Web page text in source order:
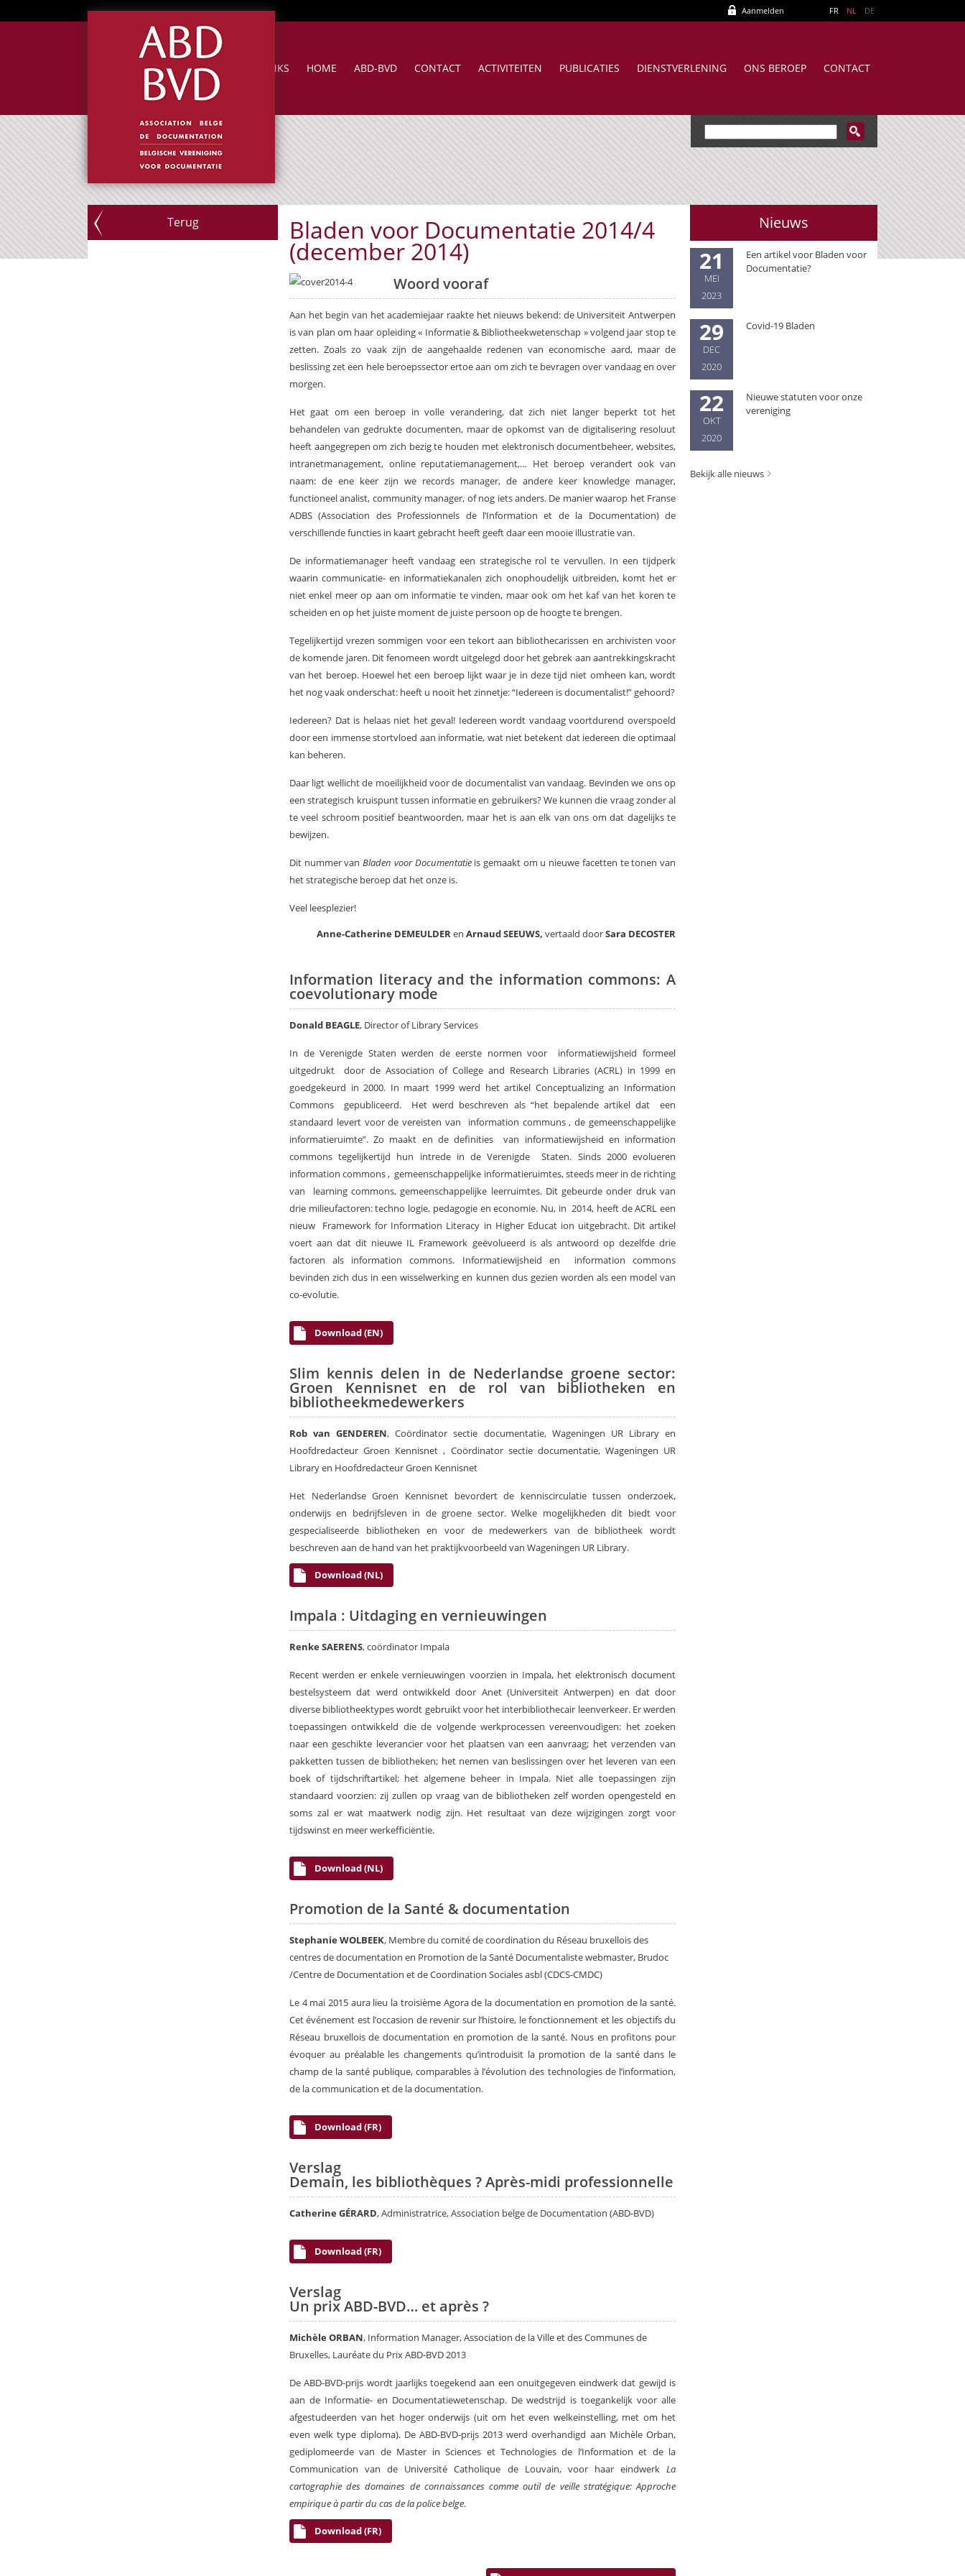
Aanmelden FR NL DE
NUTTIGE LINKS HOME ABD-BVD CONTACT ACTIVITEITEN PUBLICATIES DIENSTVERLENING ONS BEROEP CONTACT
Terug Bladen voor Documentatie 2014/4
(december 2014)
Woord vooraf
Aan het begin van het academiejaar raakte het nieuws bekend: de Universiteit Antwerpen
is van plan om haar opleiding « Informatie & Bibliotheekwetenschap » volgend jaar stop te
zetten. Zoals zo vaak zijn de aangehaalde redenen van economische aard, maar de
beslissing zet een hele beroepssector ertoe aan om zich te bevragen over vandaag en over
morgen.
Het gaat om een beroep in volle verandering, dat zich niet langer beperkt tot het
behandelen van gedrukte documenten, maar de opkomst van de digitalisering resoluut
heeft aangegrepen om zich bezig te houden met elektronisch documentbeheer, websites,
intranetmanagement, online reputatiemanagement,… Het beroep verandert ook van
naam: de ene keer zijn we records manager, de andere keer knowledge manager,
functioneel analist, community manager, of nog iets anders. De manier waarop het Franse
ADBS (Association des Professionnels de l’Information et de la Documentation) de
verschillende functies in kaart gebracht heeft geeft daar een mooie illustratie van.
De informatiemanager heeft vandaag een strategische rol te vervullen. In een tijdperk
waarin communicatie- en informatiekanalen zich onophoudelijk uitbreiden, komt het er
niet enkel meer op aan om informatie te vinden, maar ook om het kaf van het koren te
scheiden en op het juiste moment de juiste persoon op de hoogte te brengen.
Tegelijkertijd vrezen sommigen voor een tekort aan bibliothecarissen en archivisten voor
de komende jaren. Dit fenomeen wordt uitgelegd door het gebrek aan aantrekkingskracht
van het beroep. Hoewel het een beroep lijkt waar je in deze tijd niet omheen kan, wordt
het nog vaak onderschat: heeft u nooit het zinnetje: “Iedereen is documentalist!” gehoord?
Iedereen? Dat is helaas niet het geval! Iedereen wordt vandaag voortdurend overspoeld
door een immense stortvloed aan informatie, wat niet betekent dat iedereen die optimaal
kan beheren.
Daar ligt wellicht de moeilijkheid voor de documentalist van vandaag. Bevinden we ons op
een strategisch kruispunt tussen informatie en gebruikers? We kunnen die vraag zonder al
te veel schroom positief beantwoorden, maar het is aan elk van ons om dat dagelijks te
bewijzen.
Dit nummer vanBladen voor Documentatieis gemaakt om u nieuwe facetten te tonen van
het strategische beroep dat het onze is.
Veel leesplezier!
Anne-Catherine DEMEULDERen Arnaud SEEUWS, vertaald doorSara DECOSTER
Information literacy and the information commons: A
coevolutionary mode
Donald BEAGLE, Director of Library Services
In de Verenigde Staten werden de eerste normen voor informatiewijsheid formeel
uitgedrukt door de Association of College and Research Libraries (ACRL) in 1999 en
goedgekeurd in 2000. In maart 1999 werd het artikel Conceptualizing an Information
Commons gepubliceerd. Het werd beschreven als “het bepalende artikel dat een
standaard levert voor de vereisten van information communs , de gemeenschappelijke
informatieruimte”. Zo maakt en de definities van informatiewijsheid en information
commons tegelijkertijd hun intrede in de Verenigde Staten. Sinds 2000 evolueren
information commons , gemeenschappelijke informatieruimtes, steeds meer in de richting
van learning commons, gemeenschappelijke leerruimtes. Dit gebeurde onder druk van
drie milieufactoren: techno logie, pedagogie en economie. Nu, in 2014, heeft de ACRL een
nieuw Framework for Information Literacy in Higher Educat ion uitgebracht. Dit artikel
voert aan dat dit nieuwe IL Framework geëvolueerd is als antwoord op dezelfde drie
factoren als information commons. Informatiewijsheid en information commons
bevinden zich dus in een wisselwerking en kunnen dus gezien worden als een model van
co-evolutie.
Download (EN)
Slim kennis delen in de Nederlandse groene sector:
Groen Kennisnet en de rol van bibliotheken en
bibliotheekmedewerkers
Rob van GENDEREN, Coördinator sectie documentatie, Wageningen UR Library en
Hoofdredacteur Groen Kennisnet , Coördinator sectie documentatie, Wageningen UR
Library en Hoofdredacteur Groen Kennisnet
Het Nederlandse Groen Kennisnet bevordert de kenniscirculatie tussen onderzoek,
onderwijs en bedrijfsleven in de groene sector. Welke mogelijkheden dit biedt voor
gespecialiseerde bibliotheken en voor de medewerkers van de bibliotheek wordt
beschreven aan de hand van het praktijkvoorbeeld van Wageningen UR Library.
Download (NL)
Impala : Uitdaging en vernieuwingen
Renke SAERENS, coördinator Impala
Recent werden er enkele vernieuwingen voorzien in Impala, het elektronisch document
bestelsysteem dat werd ontwikkeld door Anet (Universiteit Antwerpen) en dat door
diverse bibliotheektypes wordt gebruikt voor het interbibliothecair leenverkeer. Er werden
toepassingen ontwikkeld die de volgende werkprocessen vereenvoudigen: het zoeken
naar een geschikte leverancier voor het plaatsen van een aanvraag; het verzenden van
pakketten tussen de bibliotheken; het nemen van beslissingen over het leveren van een
boek of tijdschriftartikel; het algemene beheer in Impala. Niet alle toepassingen zijn
standaard voorzien: zij zullen op vraag van de bibliotheken zelf worden opengesteld en
soms zal er wat maatwerk nodig zijn. Het resultaat van deze wijzigingen zorgt voor
tijdswinst en meer werkefficiëntie.
Download (NL)
Promotion de la Santé & documentation
Stephanie WOLBEEK, Membre du comité de coordination du Réseau bruxellois des
centres de documentation en Promotion de la Santé Documentaliste webmaster, Brudoc
/Centre de Documentation et de Coordination Sociales asbl (CDCS-CMDC)
Le 4 mai 2015 aura lieu la troisième Agora de la documentation en promotion de la santé.
Cet événement est l’occasion de revenir sur l’histoire, le fonctionnement et les objectifs du
Réseau bruxellois de documentation en promotion de la santé. Nous en profitons pour
évoquer au préalable les changements qu’introduisit la promotion de la santé dans le
champ de la santé publique, comparables à l’évolution des technologies de l’information,
de la communication et de la documentation.
Download (FR)
Verslag
Demain, les bibliothèques ? Après-midi professionnelle
Catherine GÉRARD, Administratrice, Association belge de Documentation (ABD-BVD)
Download (FR)
Verslag
Un prix ABD-BVD… et après ?
Michèle ORBAN, Information Manager, Association de la Ville et des Communes de
Bruxelles, Lauréate du Prix ABD-BVD 2013
De ABD-BVD-prijs wordt jaarlijks toegekend aan een onuitgegeven eindwerk dat gewijd is
aan de Informatie- en Documentatiewetenschap. De wedstrijd is toegankelijk voor alle
afgestudeerden van het hoger onderwijs (uit om het even welkeinstelling, met om het
even welk type diploma). De ABD-BVD-prijs 2013 werd overhandigd aan Michèle Orban,
gediplomeerde van de Master in Sciences et Technologies de l’Information et de la
Communication van de Université Catholique de Louvain, voor haar eindwerk La
cartographie des domaines de connaissances comme outil de veille stratégique: Approche
empiriqueàpartir du cas de la police belge.
Download (FR)
Nieuws
21
MEI
2023
Een artikel voor Bladen voor
Documentatie?
29
DEC
2020
Covid-19 Bladen
22
OKT
2020
Nieuwe statuten voor onze
vereniging
Bekijk alle nieuws